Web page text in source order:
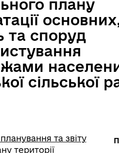
плану
та споруд
сільської
та звіту
території